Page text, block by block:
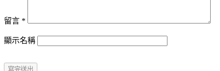
留言 *
顯示名稱